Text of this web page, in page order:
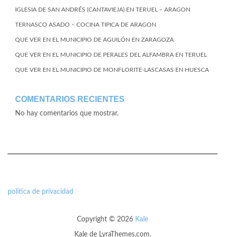
IGLESIA DE SAN ANDRÉS (CANTAVIEJA) EN TERUEL – ARAGON
TERNASCO ASADO – COCINA TIPICA DE ARAGON
QUE VER EN EL MUNICIPIO DE AGUILÓN EN ZARAGOZA
QUE VER EN EL MUNICIPIO DE PERALES DEL ALFAMBRA EN TERUEL
QUE VER EN EL MUNICIPIO DE MONFLORITE-LASCASAS EN HUESCA
COMENTARIOS RECIENTES
No hay comentarios que mostrar.
politica de privacidad
Copyright © 2026 Kale
Kalede LyraThemes.com.